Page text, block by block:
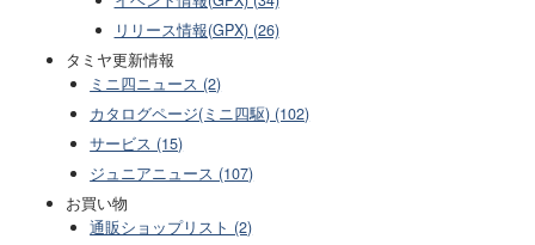
リリース情報(GPX) (26)
タミヤ更新情報
ミニ四ニュース (2)
カタログページ(ミニ四駆) (102)
サービス (15)
ジュニアニュース (107)
お買い物
通販ショップリスト (2)